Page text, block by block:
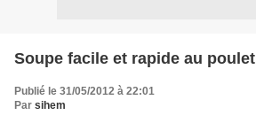
Soupe facile et rapide au poulet
Publié le 31/05/2012 à 22:01
Par sihem